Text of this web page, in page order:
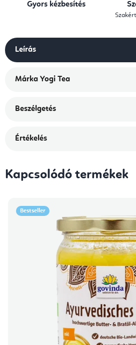
Gyors kézbesítés
Leírás
Márka Yogi Tea
Beszélgetés
Értékelés
Kapcsolódó termékek
Bestseller